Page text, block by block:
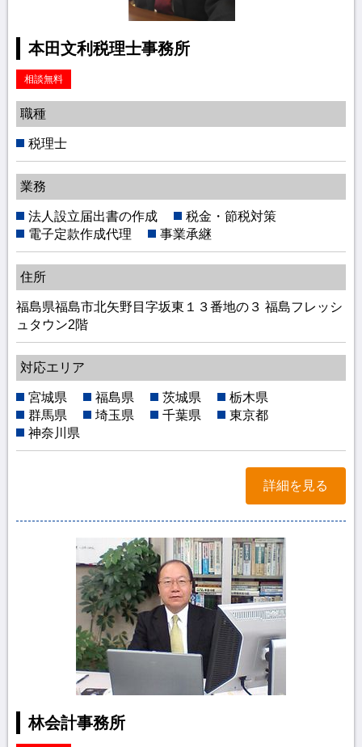
本田文利税理士事務所
相談無料
職種
税理士
業務
法人設立届出書の作成
税金・節税対策
電子定款作成代理
事業承継
住所
福島県福島市北矢野目字坂東１３番地の３ 福島フレッシ
ュタウン2階
対応エリア
宮城県 福島県 茨城県
栃木県
群馬県
埼玉県 千葉県
東京都
神奈川県
詳細を見る
林会計事務所